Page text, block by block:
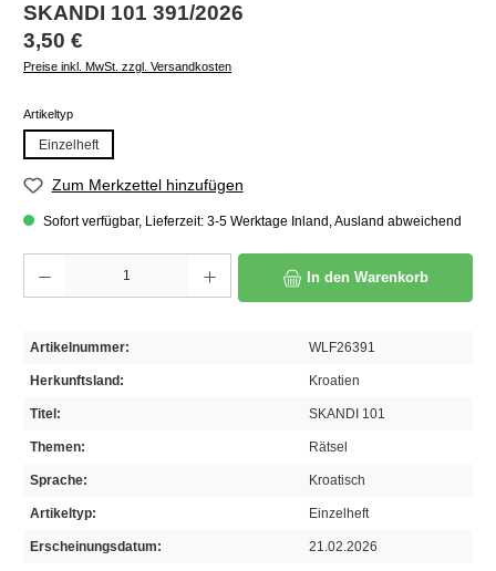
SKANDI 101 391/2026
Regulärer Preis:
3,50 €
Preise inkl. MwSt. zzgl. Versandkosten
Artikeltypauswählen
Einzelheft
Zum Merkzettel hinzufügen
Sofort verfügbar, Lieferzeit: 3-5 Werktage Inland, Ausland abweichend
In den Warenkorb
Artikelnummer: WLF26391
Herkunftsland: Kroatien
Titel: SKANDI 101
Themen: Rätsel
Sprache: Kroatisch
Artikeltyp: Einzelheft
Erscheinungsdatum: 21.02.2026